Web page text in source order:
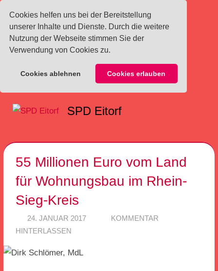
Cookies helfen uns bei der Bereitstellung
unserer Inhalte und Dienste. Durch die weitere
Nutzung der Webseite stimmen Sie der
Verwendung von Cookies zu.
Cookies ablehnen Cookies erlauben
Inhalt
SPD Eitorf
55 Millionen Euro vom Land
für Wohnungsbau im Rhein-
Sieg-Kreis
24. JANUAR 2017 SPD EITORF
KOMMENTAR
HINTERLASSEN